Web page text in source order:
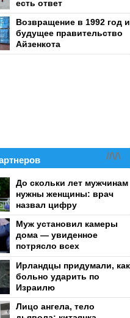
есть ответ
Возвращение в 1992 год и
будущее правительство
Айзенкота